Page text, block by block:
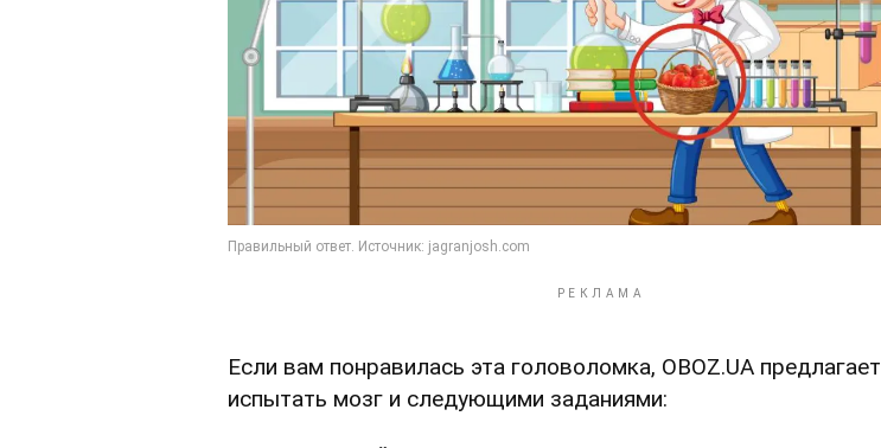
Если вам понравилась эта головоломка, OBOZ.UA предлагает
испытать мозг и следующими заданиями: